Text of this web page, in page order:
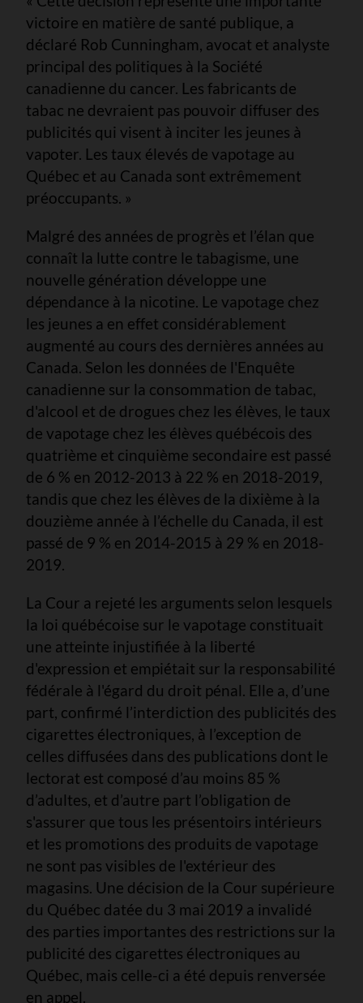
victoire en matière de santé publique, a
déclaré Rob Cunningham, avocat et analyste
principal des politiques à la Société
canadienne du cancer. Les fabricants de
tabac ne devraient pas pouvoir diffuser des
publicités qui visent à inciter les jeunes à
vapoter. Les taux élevés de vapotage au
Québec et au Canada sont extrêmement
préoccupants. »
Malgré des années de progrès et l’élan que
connaît la lutte contre le tabagisme, une
nouvelle génération développe une
dépendance à la nicotine. Le vapotage chez
les jeunes a en effet considérablement
augmenté au cours des dernières années au
Canada. Selon les données de l'Enquête
canadienne sur la consommation de tabac,
d'alcool et de drogues chez les élèves, le taux
de vapotage chez les élèves québécois des
quatrième et cinquième secondaire est passé
de 6 % en 2012-2013 à 22 % en 2018-2019,
tandis que chez les élèves de la dixième à la
douzième année à l’échelle du Canada, il est
passé de 9 % en 2014-2015 à 29 % en 2018-
2019.
La Cour a rejeté les arguments selon lesquels
la loi québécoise sur le vapotage constituait
une atteinte injustifiée à la liberté
d'expression et empiétait sur la responsabilité
fédérale à l'égard du droit pénal. Elle a, d’une
part, confirmé l’interdiction des publicités des
cigarettes électroniques, à l’exception de
celles diffusées dans des publications dont le
lectorat est composé d’au moins 85 %
d’adultes, et d’autre part l’obligation de
s'assurer que tous les présentoirs intérieurs
et les promotions des produits de vapotage
ne sont pas visibles de l'extérieur des
magasins. Une décision de la Cour supérieure
du Québec datée du 3 mai 2019 a invalidé
des parties importantes des restrictions sur la
publicité des cigarettes électroniques au
Québec, mais celle-ci a été depuis renversée
en appel.